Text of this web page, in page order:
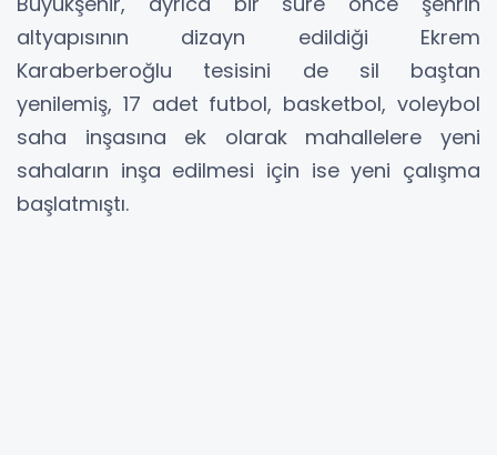
altyapısının dizayn edildiği Ekrem
Karaberberoğlu tesisini de sil baştan
yenilemiş, 17 adet futbol, basketbol, voleybol
saha inşasına ek olarak mahallelere yeni
sahaların inşa edilmesi için ise yeni çalışma
başlatmıştı.